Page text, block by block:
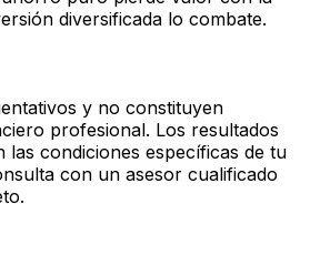
diversificada lo combate.
y no constituyen
profesional. Los resultados
las condiciones específicas de tu
con un asesor cualificado